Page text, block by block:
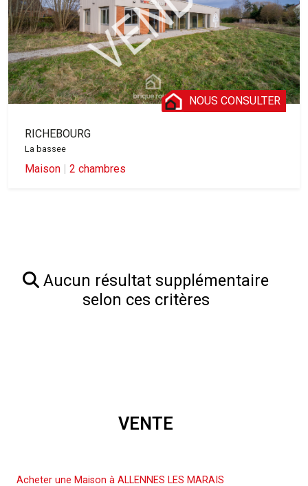
NOUS CONSULTER
RICHEBOURG
La bassee
Maison | 2 chambres
Aucun résultat supplémentaire
selon ces critères
VENTE
Acheter une Maison à ALLENNES LES MARAIS